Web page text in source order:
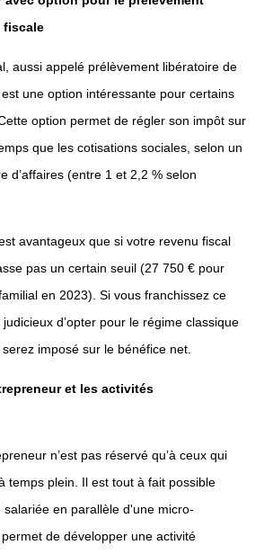
fiscale
aussi appelé prélèvement libératoire de
une option intéressante pour certains
option permet de régler son impôt sur
que les cotisations sociales, selon un
d’affaires (entre 1 et 2,2 % selon
avantageux que si votre revenu fiscal
pas un certain seuil (27 750 € pour
en 2023). Si vous franchissez ce
d’opter pour le régime classique
imposé sur le bénéfice net.
et les activités
n’est pas réservé qu’à ceux qui
temps plein. Il est tout à fait possible
en parallèle d'une micro-
de développer une activité